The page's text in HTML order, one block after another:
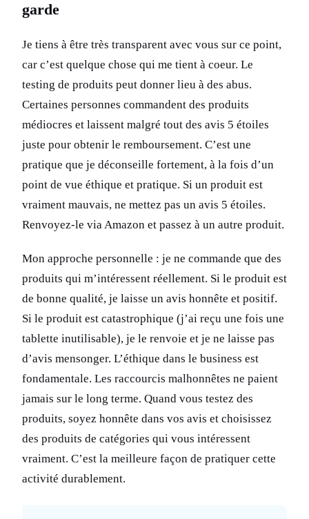
garde
Je tiens à être très transparent avec vous sur ce point,
car c’est quelque chose qui me tient à coeur. Le
testing de produits peut donner lieu à des abus.
Certaines personnes commandent des produits
médiocres et laissent malgré tout des avis 5 étoiles
juste pour obtenir le remboursement. C’est une
pratique que je déconseille fortement, à la fois d’un
point de vue éthique et pratique. Si un produit est
vraiment mauvais, ne mettez pas un avis 5 étoiles.
Renvoyez-le via Amazon et passez à un autre produit.
Mon approche personnelle : je ne commande que des
produits qui m’intéressent réellement. Si le produit est
de bonne qualité, je laisse un avis honnête et positif.
Si le produit est catastrophique (j’ai reçu une fois une
tablette inutilisable), je le renvoie et je ne laisse pas
d’avis mensonger. L’éthique dans le business est
fondamentale. Les raccourcis malhonnêtes ne paient
jamais sur le long terme. Quand vous testez des
produits, soyez honnête dans vos avis et choisissez
des produits de catégories qui vous intéressent
vraiment. C’est la meilleure façon de pratiquer cette
activité durablement.